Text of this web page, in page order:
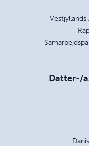
-
-
-
Datter-/